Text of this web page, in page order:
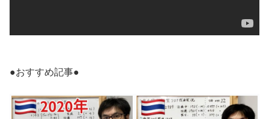
●おすすめ記事●